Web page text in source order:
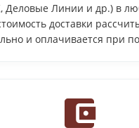
Деловые Линии и др.) в
доставки
и оплачивается при